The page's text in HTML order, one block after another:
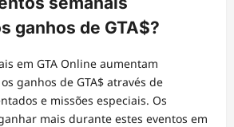
ganhos de GTA$?
em GTA Online aumentam
ganhos de GTA$ através de
e missões especiais. Os
mais durante estes eventos em